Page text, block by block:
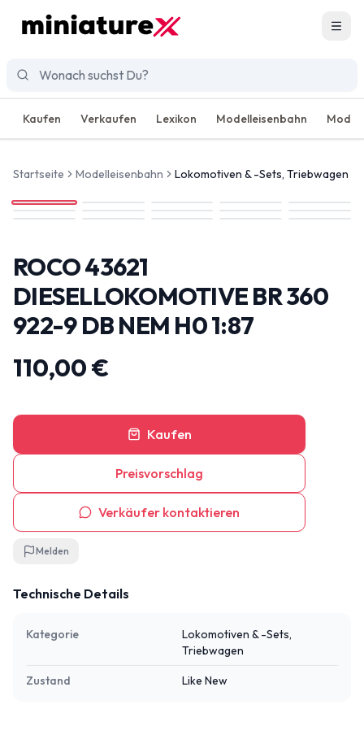
Menü
Kaufen Verkaufen Lexikon Modelleisenbahn
Startseite Modelleisenbahn Lokomotiven & -Sets, Triebwagen
ROCO 43621
DIESELLOKOMOTIVE BR 360
922-9 DB NEM H0 1:87
110,00 €
Kaufen
Preisvorschlag
Verkäufer kontaktieren
Melden
Technische Details
Kategorie
Lokomotiven & -Sets,
Triebwagen
Zustand Like New